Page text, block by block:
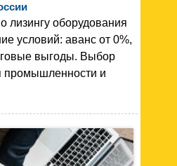
лизингу оборудования
условий: аванс от 0%,
выгоды. Выбор
промышленности и